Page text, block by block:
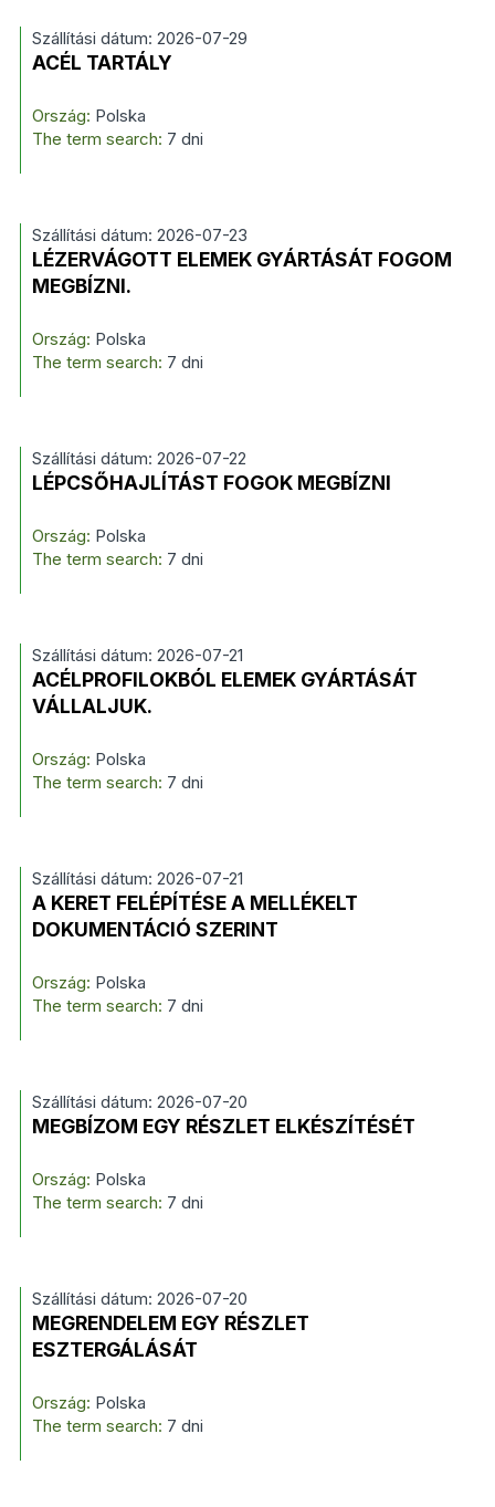
Szállítási dátum: 2026-07-29
ACÉL TARTÁLY
Ország: Polska
The term search: 7 dni
Szállítási dátum: 2026-07-23
LÉZERVÁGOTT ELEMEK GYÁRTÁSÁT FOGOM
MEGBÍZNI.
Ország: Polska
The term search: 7 dni
Szállítási dátum: 2026-07-22
LÉPCSŐHAJLÍTÁST FOGOK MEGBÍZNI
Ország: Polska
The term search: 7 dni
Szállítási dátum: 2026-07-21
ACÉLPROFILOKBÓL ELEMEK GYÁRTÁSÁT
VÁLLALJUK.
Ország: Polska
The term search: 7 dni
Szállítási dátum: 2026-07-21
A KERET FELÉPÍTÉSE A MELLÉKELT
DOKUMENTÁCIÓ SZERINT
Ország: Polska
The term search: 7 dni
Szállítási dátum: 2026-07-20
MEGBÍZOM EGY RÉSZLET ELKÉSZÍTÉSÉT
Ország: Polska
The term search: 7 dni
Szállítási dátum: 2026-07-20
MEGRENDELEM EGY RÉSZLET
ESZTERGÁLÁSÁT
Ország: Polska
The term search: 7 dni